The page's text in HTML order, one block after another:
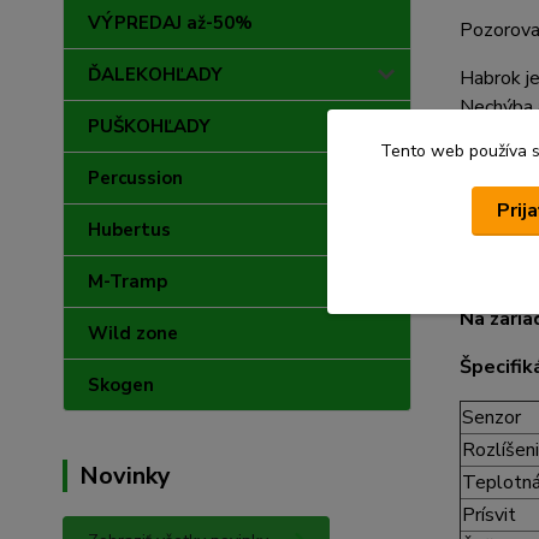
VÝPREDAJ až-50%
ĎALEKOHĽADY
PUŠKOHĽADY
Percussion
Hubertus
M-Tramp
Wild zone
Skogen
Novinky
Habrok
Nechýba
prístroj
Sight.
krk
Na
Senzor
Prísvit
Tento web používa